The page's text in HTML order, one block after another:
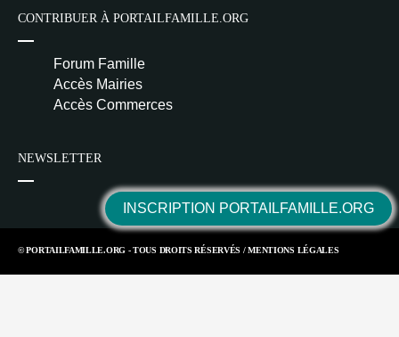
INSCRIPTION PORTAILFAMILLE.ORG
CONTRIBUER À PORTAILFAMILLE.ORG
Forum Famille
Accès Mairies
Accès Commerces
NEWSLETTER
© PORTAILFAMILLE.ORG - TOUS DROITS RÉSERVÉS /MENTIONS LÉGALES